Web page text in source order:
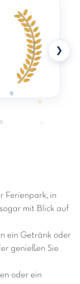
❯
Ferienpark, in
mit Blick auf
ein Getränk oder
genießen Sie
oder ein